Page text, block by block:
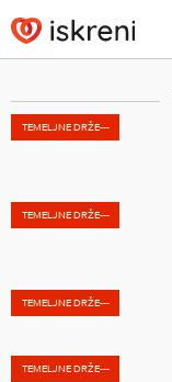
to
content
TEMELJNE DRŽE---
TEMELJNE DRŽE---
TEMELJNE DRŽE---
TEMELJNE DRŽE---